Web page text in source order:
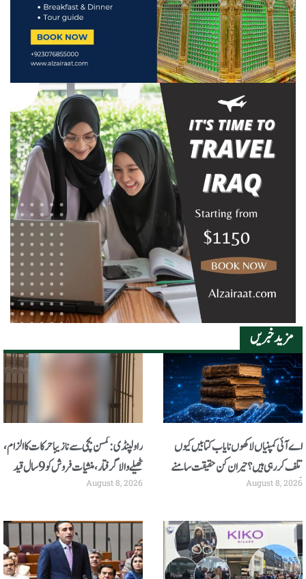
مزید خبریں
راولپنڈی: کمسن بچی سے نازیبا حرکات کا الزام،
ٹھیلے والا گرفتار، منشیات فروش کو 9 سال قید
August 8, 2026
اے آئی کمپنیاں لاکھوں نایاب کتابیں کیوں
تلف کر رہی ہیں؟ حیران کن حقیقت سامنے
آگئی
August 8, 2026